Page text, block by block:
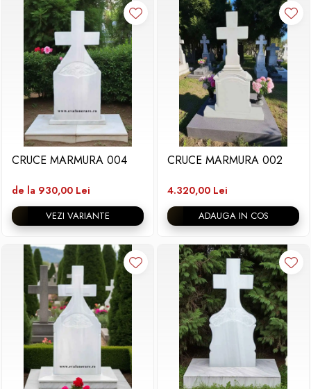
CRUCE MARMURA 004
de la 930,00 Lei
VEZI VARIANTE
CRUCE MARMURA 002
4.320,00 Lei
ADAUGA IN COS